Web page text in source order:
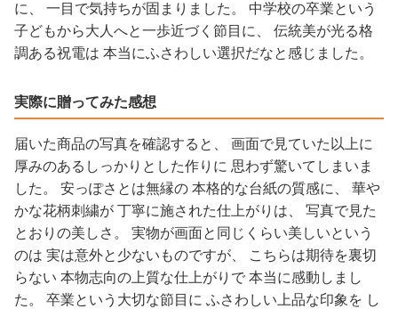
に、 一目で気持ちが固まりました。 中学校の卒業という
子どもから大人へと一歩近づく節目に、 伝統美が光る格
調ある祝電は 本当にふさわしい選択だなと感じました。
実際に贈ってみた感想
届いた商品の写真を確認すると、 画面で見ていた以上に
厚みのあるしっかりとした作りに 思わず驚いてしまいま
した。 安っぽさとは無縁の 本格的な台紙の質感に、 華や
かな花柄刺繍が 丁寧に施された仕上がりは、 写真で見た
とおりの美しさ。 実物が画面と同じくらい美しいという
のは 実は意外と少ないものですが、 こちらは期待を裏切
らない 本物志向の上質な仕上がりで 本当に感動しまし
た。 卒業という大切な節目に ふさわしい上品な印象を し